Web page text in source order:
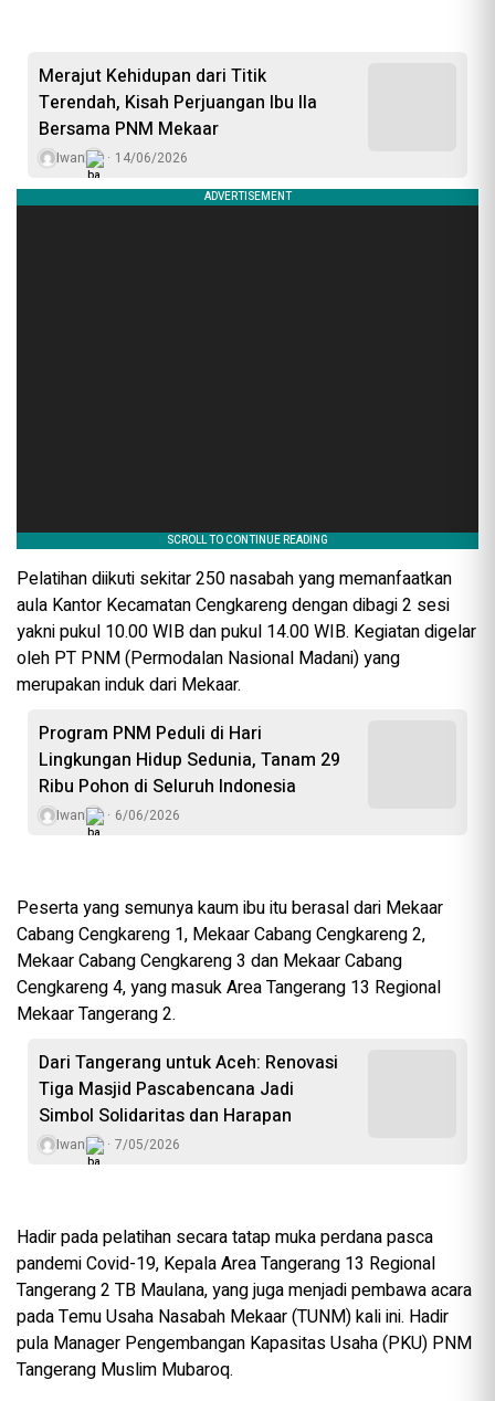
Merajut Kehidupan dari Titik
Terendah, Kisah Perjuangan Ibu Ila
Bersama PNM Mekaar
Iwan 14/06/2026
Pelatihan diikuti sekitar 250 nasabah yang memanfaatkan
aula Kantor Kecamatan Cengkareng dengan dibagi 2 sesi
yakni pukul 10.00 WIB dan pukul 14.00 WIB. Kegiatan digelar
oleh PT PNM (Permodalan Nasional Madani) yang
merupakan induk dari Mekaar.
Program PNM Peduli di Hari
Lingkungan Hidup Sedunia, Tanam 29
Ribu Pohon di Seluruh Indonesia
Iwan 6/06/2026
Peserta yang semunya kaum ibu itu berasal dari Mekaar
Cabang Cengkareng 1, Mekaar Cabang Cengkareng 2,
Mekaar Cabang Cengkareng 3 dan Mekaar Cabang
Cengkareng 4, yang masuk Area Tangerang 13 Regional
Mekaar Tangerang 2.
Dari Tangerang untuk Aceh: Renovasi
Tiga Masjid Pascabencana Jadi
Simbol Solidaritas dan Harapan
Iwan 7/05/2026
Hadir pada pelatihan secara tatap muka perdana pasca
pandemi Covid-19, Kepala Area Tangerang 13 Regional
Tangerang 2 TB Maulana, yang juga menjadi pembawa acara
pada Temu Usaha Nasabah Mekaar (TUNM) kali ini. Hadir
pula Manager Pengembangan Kapasitas Usaha (PKU) PNM
Tangerang Muslim Mubaroq.